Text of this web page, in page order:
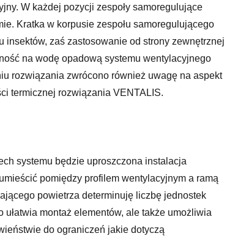
W każdej pozycji zespoły samoregulujące
Kratka w korpusie zespołu samoregulującego
zaś zastosowanie od strony zewnętrznej
na wodę opadową systemu wentylacyjnego
rozwiązania zwrócono również uwagę na aspekt
termicznej rozwiązania VENTALIS.
systemu będzie uproszczona instalacja
pomiędzy profilem wentylacyjnym a ramą
powietrza determinuję liczbę jednostek
montaż elementów, ale także umożliwia
do ograniczeń jakie dotyczą